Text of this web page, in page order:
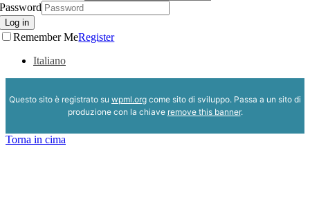
Password
Log in
Remember MeRegister
Italiano
Questo sito è registrato su wpml.org come sito di sviluppo. Passa a un sito di
produzione con la chiave remove this banner.
Torna in cima